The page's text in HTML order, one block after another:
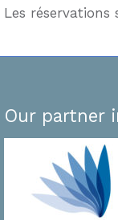
Les
Our partner